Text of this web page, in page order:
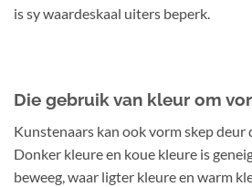
is sy waardeskaal uiters beperk.
Die gebruik van kleur om
Kunstenaars kan ook vorm skep deur
Donker kleure en koue kleure is
beweeg, waar ligter kleure en warm